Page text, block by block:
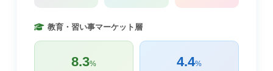
教育・習い事マーケット層
8.3% 4.4%